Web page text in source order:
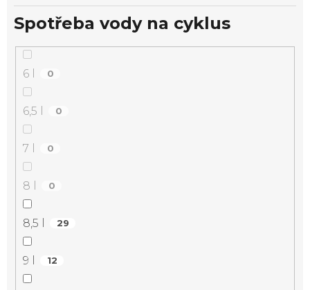
Spotřeba vody na cyklus
6 l 0
6,5 l 0
7 l 0
8 l 0
8,5 l 29
9 l 12